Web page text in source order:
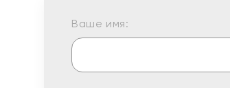
Ваше имя: